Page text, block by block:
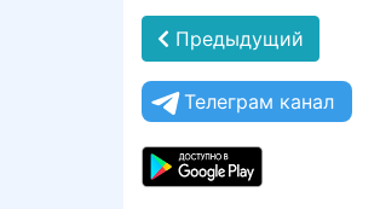
Предыдущий
Телеграм канал